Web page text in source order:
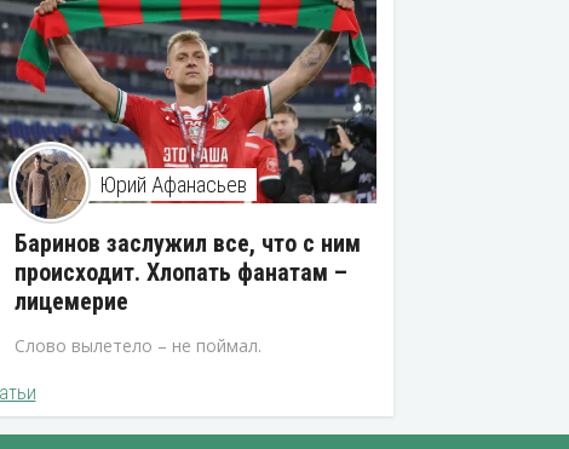
Юрий Афанасьев
Баринов заслужил все, что с ним
происходит. Хлопать фанатам –
лицемерие
Слово вылетело – не поймал.